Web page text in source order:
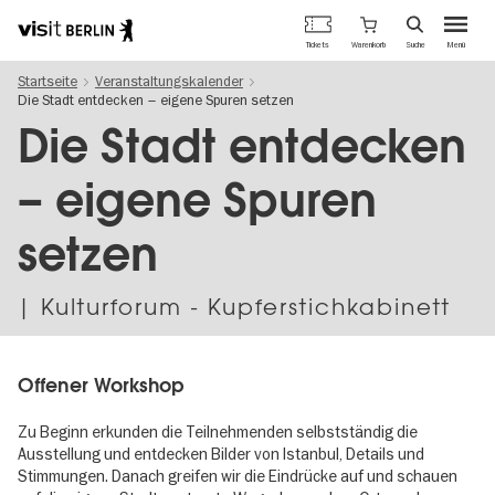
zum
Inhalt
Berlins
offizielles
Tourismusportal
Menü
Tickets Warenkorb Suche
Startseite
Veranstaltungskalender
Die Stadt entdecken – eigene Spuren setzen
Die Stadt entdecken
– eigene Spuren
setzen
| Kulturforum - Kupferstichkabinett
Offener Workshop
Zu Beginn erkunden die Teilnehmenden selbstständig die
Ausstellung und entdecken Bilder von Istanbul, Details und
Stimmungen. Danach greifen wir die Eindrücke auf und schauen